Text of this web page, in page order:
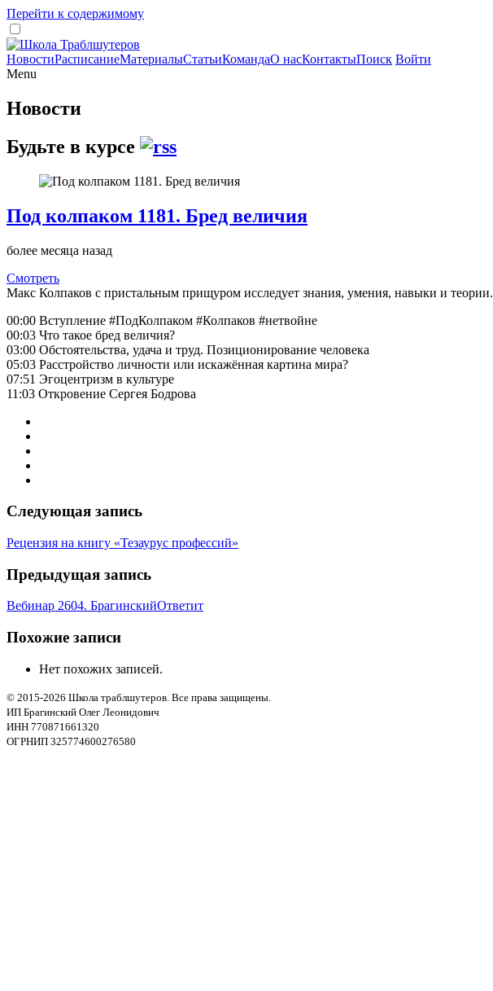
Перейти к содержимому
НовостиРасписаниеМатериалыСтатьиКомандаО насКонтактыПоиск Войти
Menu
Новости
Будьте в курсе
Под колпаком 1181. Бред величия
более месяца назад
Смотреть
Макс Колпаков с пристальным прищуром исследует знания, умения, навыки и теории.
00:00 Вступление #ПодКолпаком #Колпаков #нетвойне
00:03 Что такое бред величия?
03:00 Обстоятельства, удача и труд. Позиционирование человека
05:03 Расстройство личности или искажённая картина мира?
07:51 Эгоцентризм в культуре
11:03 Откровение Сергея Бодрова
Следующая запись
Рецензия на книгу «Тезаурус профессий»
Предыдущая запись
Вебинар 2604. БрагинскийОтветит
Похожие записи
Нет похожих записей.
© 2015-2026 Школа траблшутеров. Все права защищены.
ИП Брагинский Олег Леонидович
ИНН 770871661320
ОГРНИП 325774600276580